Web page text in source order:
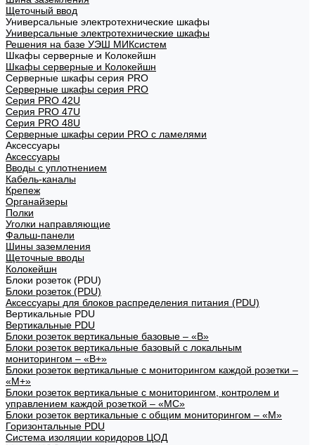
Щеточный ввод
Универсальные электротехнические шкафы
Универсальные электротехнические шкафы
Решения на базе УЭШ МИКсистем
Шкафы серверные и Колокейшн
Шкафы серверные и Колокейшн
Серверные шкафы серия PRO
Серверные шкафы серия PRO
Серия PRO 42U
Серия PRO 47U
Серия PRO 48U
Серверные шкафы серии PRO с ламелями
Аксессуары
Аксессуары
Вводы с уплотнением
Кабель-каналы
Крепеж
Органайзеры
Полки
Уголки направляющие
Фальш-панели
Шины заземления
Щеточные вводы
Колокейшн
Блоки розеток (PDU)
Блоки розеток (PDU)
Аксессуары для блоков распределения питания (PDU)
Вертикальные PDU
Вертикальные PDU
Блоки розеток вертикальные базовые – «В»
Блоки розеток вертикальные базовый с локальным
мониторингом – «В+»
Блоки розеток вертикальные с мониторингом каждой розетки –
«М+»
Блоки розеток вертикальные с мониторингом, контролем и
управлением каждой розеткой – «МС»
Блоки розеток вертикальные с общим мониторингом – «М»
Горизонтальные PDU
Система изоляции коридоров ЦОД